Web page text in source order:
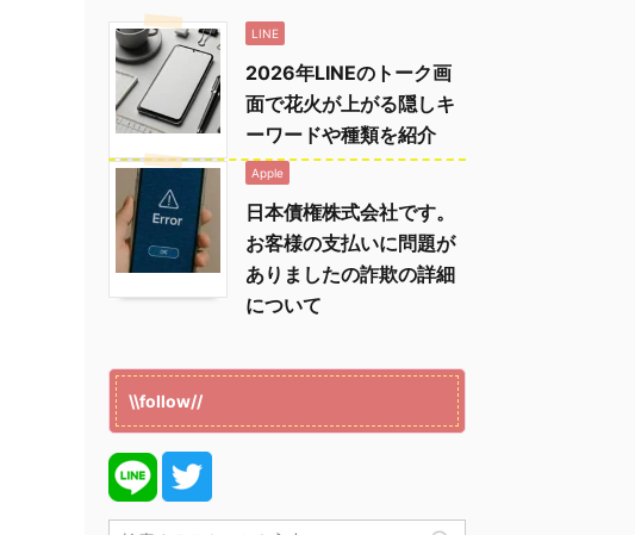
LINE
2026年LINEのトーク画
面で花火が上がる隠しキ
ーワードや種類を紹介
Apple
日本債権株式会社です。
お客様の支払いに問題が
ありましたの詐欺の詳細
について
\\follow//